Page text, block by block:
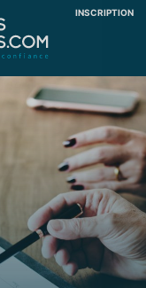
INSCRIPTION